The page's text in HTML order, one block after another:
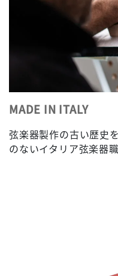
MADE IN ITALY
弦楽器製作の古い歴史
のないイタリア弦楽器